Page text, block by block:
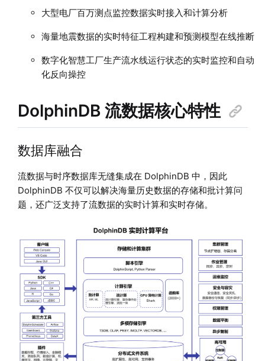
大型电厂百万测点监控数据实时接入和计算分析
海量地震数据的实时特征工程构建和预测模型在线推断
数字化智慧工厂生产流水线运行状态的实时监控和自动
化反向操控
DolphinDB 流数据核心特性
数据库融合
流数据与时序数据库无缝集成在 DolphinDB 中，因此
DolphinDB 不仅可以解决海量历史数据的存储和批计算问
题，还广泛支持了流数据的实时计算和实时存储。